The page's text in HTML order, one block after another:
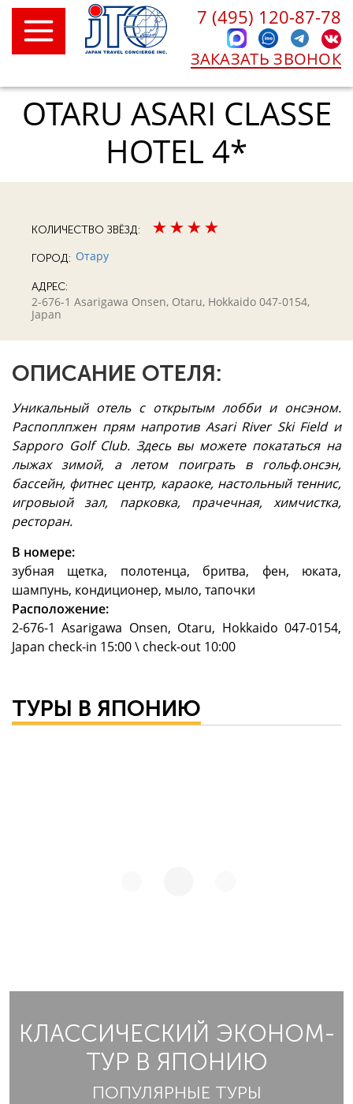
7 (495) 120-87-78
ЗАКАЗАТЬ ЗВОНОК
OTARU ASARI CLASSE
HOTEL 4*
КОЛИЧЕСТВО ЗВЁЗД:
ГОРОД: Отару
АДРЕС:
2-676-1 Asarigawa Onsen, Otaru, Hokkaido 047-0154,
Japan
ОПИСАНИЕ ОТЕЛЯ:
Уникальный отель с открытым лобби и онсэном.
Распоплпжен прям напротив Asari River Ski Field и
Sapporo Golf Club. Здесь вы можете покататься на
лыжах зимой, а летом поиграть в гольф.онсэн,
бассейн, фитнес центр, караоке, настольный теннис,
игровыой зал, парковка, прачечная, химчистка,
ресторан.
В номере:
зубная щетка, полотенца, бритва, фен, юката,
шампунь, кондиционер, мыло, тапочки
Расположение:
2-676-1 Asarigawa Onsen, Otaru, Hokkaido 047-0154,
Japan check-in 15:00 \ check-out 10:00
ТУРЫ В ЯПОНИЮ
КЛАССИЧЕСКИЙ ЭКОНОМ-
ТУР В ЯПОНИЮ
ПОПУЛЯРНЫЕ ТУРЫ